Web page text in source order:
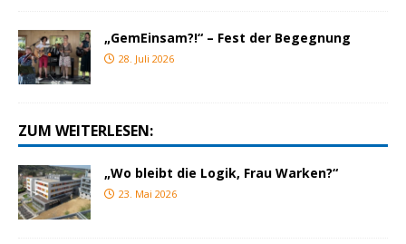
„GemEinsam?!“ – Fest der Begegnung
28. Juli 2026
ZUM WEITERLESEN:
„Wo bleibt die Logik, Frau Warken?“
23. Mai 2026